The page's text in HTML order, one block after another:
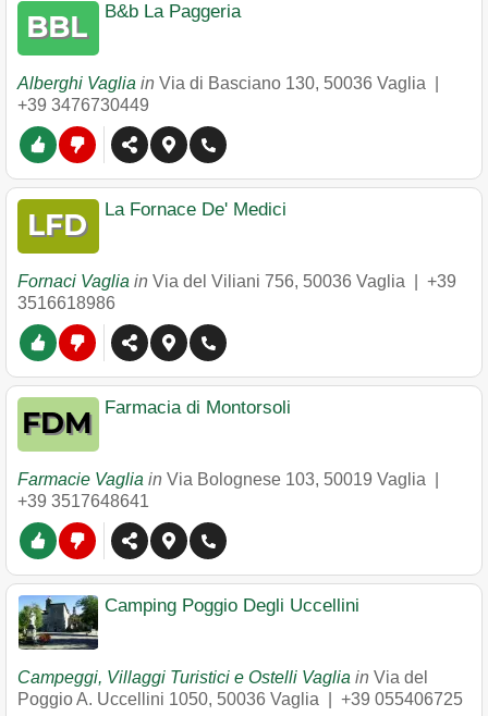
B&b La Paggeria
Alberghi Vaglia in Via di Basciano 130, 50036 Vaglia
+39 3476730449
La Fornace De' Medici
Fornaci Vaglia in Via del Viliani 756, 50036 Vaglia
+39
3516618986
Farmacia di Montorsoli
Farmacie Vaglia in Via Bolognese 103, 50019 Vaglia
+39 3517648641
Camping Poggio Degli Uccellini
Campeggi, Villaggi Turistici e Ostelli Vaglia in Via del
Poggio A. Uccellini 1050, 50036 Vaglia +39 055406725